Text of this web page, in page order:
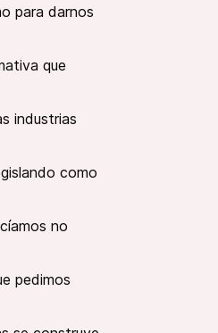
para darnos
que
industrias
como
no
pedimos